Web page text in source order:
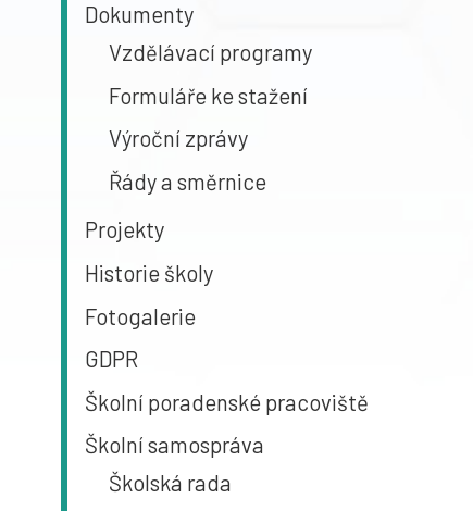
Dokumenty
Vzdělávací programy
Formuláře ke stažení
Výroční zprávy
Řády a směrnice
Projekty
Historie školy
Fotogalerie
GDPR
Školní poradenské pracoviště
Školní samospráva
Školská rada